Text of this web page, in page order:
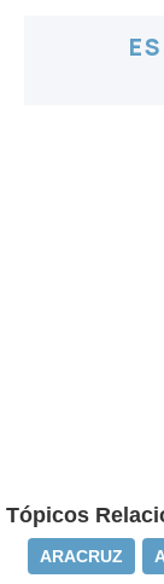
Tópicos
ARACRUZ